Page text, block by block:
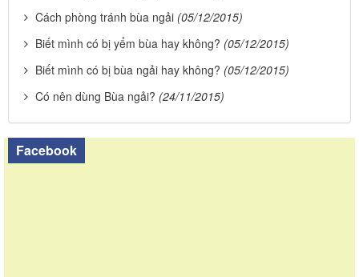
Cách phòng tránh bùa ngải (05/12/2015)
Biết mình có bị yểm bùa hay không? (05/12/2015)
Biết mình có bị bùa ngải hay không? (05/12/2015)
Có nên dùng Bùa ngải? (24/11/2015)
Facebook